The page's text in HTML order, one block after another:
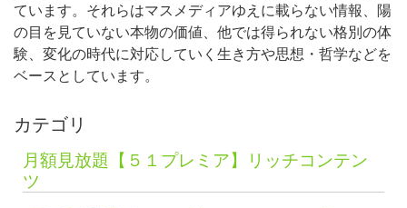
ています。それらはマスメディアゆえに載らない情報、陽
の目を見ていない本物の価値、他では得られない格別の体
験、変化の時代に対応していく生き方や思想・哲学などを
ベースとしています。
カテゴリ
月額見放題【５１プレミア】リッチコンテン
ツ